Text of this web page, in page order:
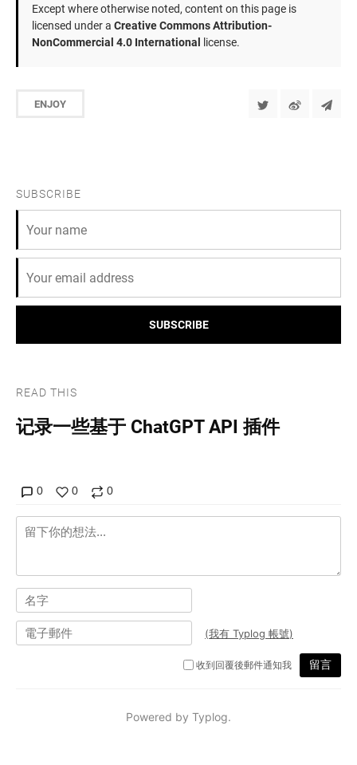
Except where otherwise noted, content on this page is
licensed under a Creative Commons Attribution-
NonCommercial 4.0 International license.
ENJOY
SUBSCRIBE
SUBSCRIBE
READ THIS
记录一些基于 ChatGPT API 插件